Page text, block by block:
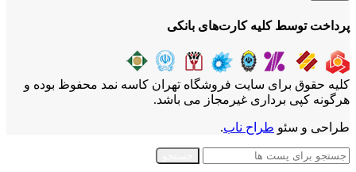
پرداخت توسط کلیه کارت‌های بانکی
کلیه حقوق برای سایت فروشگاه تهران کاسه نمد محفوظ بوده و
هرگونه کپی برداری غیرمجاز می باشد.
طراحی و سئو طراح ناب.